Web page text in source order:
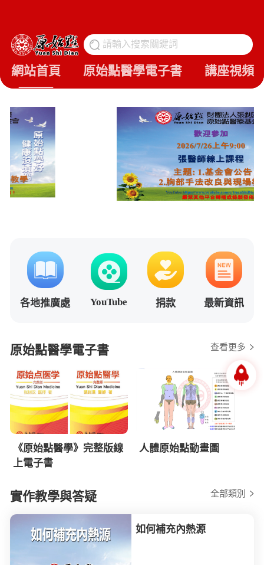
請輸入搜索關鍵詞
網站首頁 原始點醫學電子書 講座視頻
各地推廣處 YouTube 捐款 最新資訊
原始點醫學電子書 查看更多
《原始點醫學》完整版線
上電子書
人體原始點動畫圖
實作教學與答疑 全部類別
如何補充內熱源